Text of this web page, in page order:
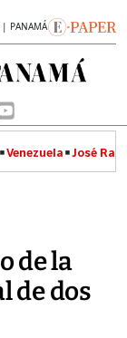
PANAMÁ
Venezuela José
de la
de dos